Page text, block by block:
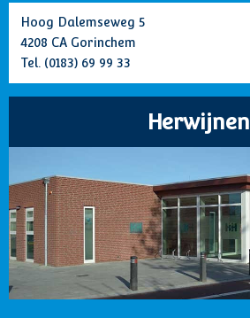
Hoog Dalemseweg 5
4208 CA Gorinchem
Tel. (0183) 69 99 33
Herwijnen